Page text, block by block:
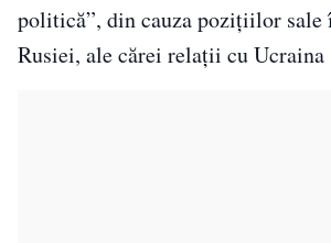
politică”, din cauza poziţiilor sale
Rusiei, ale cărei relaţii cu Ucraina